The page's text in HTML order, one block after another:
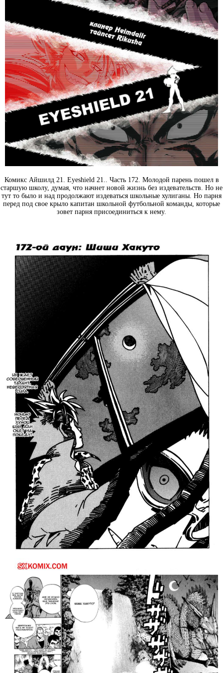
Комикс Айшилд 21. Eyeshield 21.. Часть 172. Молодой парень пошел в
старшую школу, думая, что начнет новой жизнь без издевательств. Но не
тут то было и над продолжают издеваться школьные хулиганы. Но парня
перед под свое крыло капитан школьной футбольной команды, которые
зовет парня присоединиться к нему.